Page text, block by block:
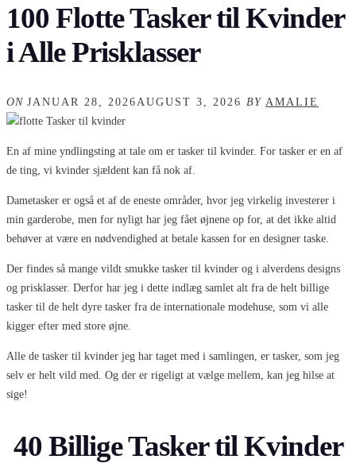
100 Flotte Tasker til Kvinder
i Alle Prisklasser
ON JANUAR 28, 2026AUGUST 3, 2026 BY AMALIE
En af mine yndlingsting at tale om er tasker til kvinder. For tasker er en af
de ting, vi kvinder sjældent kan få nok af.
Dametasker er også et af de eneste områder, hvor jeg virkelig investerer i
min garderobe, men for nyligt har jeg fået øjnene op for, at det ikke altid
behøver at være en nødvendighed at betale kassen for en designer taske.
Der findes så mange vildt smukke tasker til kvinder og i alverdens designs
og prisklasser. Derfor har jeg i dette indlæg samlet alt fra de helt billige
tasker til de helt dyre tasker fra de internationale modehuse, som vi alle
kigger efter med store øjne.
Alle de tasker til kvinder jeg har taget med i samlingen, er tasker, som jeg
selv er helt vild med. Og der er rigeligt at vælge mellem, kan jeg hilse at
sige!
40 Billige Tasker til Kvinder